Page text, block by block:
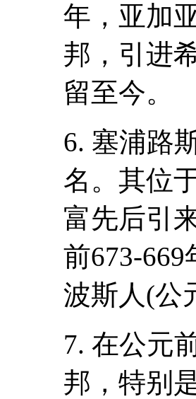
年，亚加
邦，引进
留至今。
6. 塞浦路
名。其位
富先后引
前673-
波斯人(公
7. 在公元
邦，特别